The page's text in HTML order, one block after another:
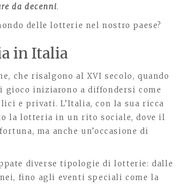
da decenni.
delle lotterie nel nostro paese?
in Italia
che risalgono al XVI secolo, quando
gioco iniziarono a diffondersi come
e privati. L’Italia, con la sua ricca
la lotteria in un rito sociale, dove il
ma anche un’occasione di
diverse tipologie di lotterie: dalle
fino agli eventi speciali come la